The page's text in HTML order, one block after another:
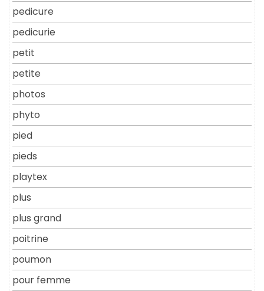
pedicure
pedicurie
petit
petite
photos
phyto
pied
pieds
playtex
plus
plus grand
poitrine
poumon
pour femme